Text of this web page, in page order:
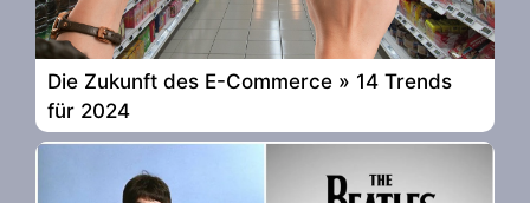
Die Zukunft des E-Commerce » 14 Trends
für 2024